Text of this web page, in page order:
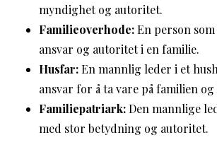
myndighet og autoritet.
Familieoverhode:En person
ansvar og autoritet i en familie.
Husfar:En mannlig leder i et
ansvar for å ta vare på familien
Familiepatriark:Den mannlige
med stor betydning og autoritet.